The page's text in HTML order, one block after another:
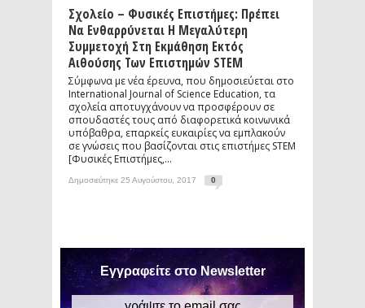
Σχολείο – Φυσικές Επιστήμες: Πρέπει
Να Ενθαρρύνεται Η Μεγαλύτερη
Συμμετοχή Στη Εκμάθηση Εκτός
Αιθούσης Των Επιστημών STEM
Σύμφωνα με νέα έρευνα, που δημοσιεύεται στο
International Journal of Science Education, τα
σχολεία αποτυγχάνουν να προσφέρουν σε
σπουδαστές τους από διαφορετικά κοινωνικά
υπόβαθρα, επαρκείς ευκαιρίες να εμπλακούν
σε γνώσεις που βασίζονται στις επιστήμες STEM
[Φυσικές Επιστήμες,...
Δημοσιεύτηκε 25 Αυγούστου, 2017 0
Εγγραφείτε στο Newsletter